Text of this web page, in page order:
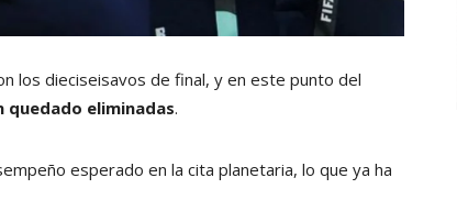
los dieciseisavos de final, y en este punto del
quedado eliminadas.
esperado en la cita planetaria, lo que ya ha